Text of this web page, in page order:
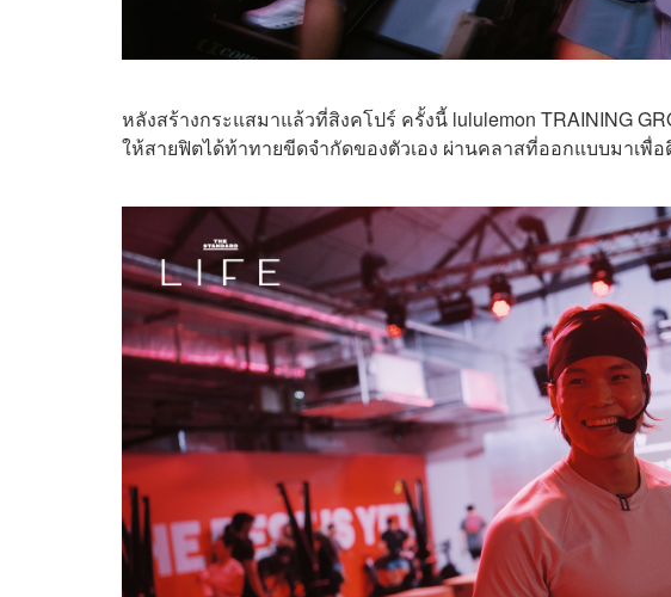
หลังสร้างกระแสมาแล้วที่สิงคโปร์ ครั้งนี้ lululemon TRAINING
ให้สายฟิตได้ท้าทายขีดจำกัดของตัวเอง ผ่านคลาสที่ออกแบบมาเ